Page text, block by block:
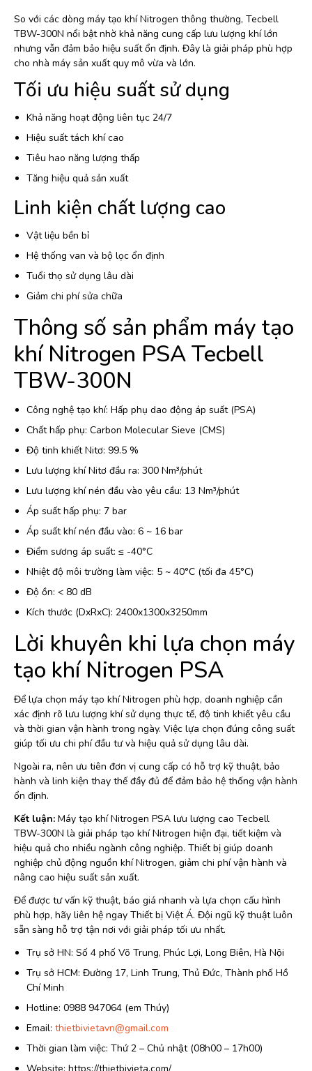
So với các dòng máy tạo khí Nitrogen thông thường, Tecbell
TBW-300N nổi bật nhờ khả năng cung cấp lưu lượng khí lớn
nhưng vẫn đảm bảo hiệu suất ổn định. Đây là giải pháp phù hợp
cho nhà máy sản xuất quy mô vừa và lớn.
Tối ưu hiệu suất sử dụng
Khả năng hoạt động liên tục 24/7
Hiệu suất tách khí cao
Tiêu hao năng lượng thấp
Tăng hiệu quả sản xuất
Linh kiện chất lượng cao
Vật liệu bền bỉ
Hệ thống van và bộ lọc ổn định
Tuổi thọ sử dụng lâu dài
Giảm chi phí sửa chữa
Thông số sản phẩm máy tạo
khí Nitrogen PSA Tecbell
TBW-300N
Công nghệ tạo khí: Hấp phụ dao động áp suất (PSA)
Chất hấp phụ: Carbon Molecular Sieve (CMS)
Độ tinh khiết Nitơ: 99.5 %
Lưu lượng khí Nitơ đầu ra: 300 Nm³/phút
Lưu lượng khí nén đầu vào yêu cầu: 13 Nm³/phút
Áp suất hấp phụ: 7 bar
Áp suất khí nén đầu vào: 6 ~ 16 bar
Điểm sương áp suất: ≤ -40°C
Nhiệt độ môi trường làm việc: 5 ~ 40°C (tối đa 45°C)
Độ ồn: < 80 dB
Kích thước (DxRxC): 2400x1300x3250mm
Lời khuyên khi lựa chọn máy
tạo khí Nitrogen PSA
Để lựa chọn máy tạo khí Nitrogen phù hợp, doanh nghiệp cần
xác định rõ lưu lượng khí sử dụng thực tế, độ tinh khiết yêu cầu
và thời gian vận hành trong ngày. Việc lựa chọn đúng công suất
giúp tối ưu chi phí đầu tư và hiệu quả sử dụng lâu dài.
Ngoài ra, nên ưu tiên đơn vị cung cấp có hỗ trợ kỹ thuật, bảo
hành và linh kiện thay thế đầy đủ để đảm bảo hệ thống vận hành
ổn định.
Kết luận: Máy tạo khí Nitrogen PSA lưu lượng cao Tecbell
TBW-300N là giải pháp tạo khí Nitrogen hiện đại, tiết kiệm và
hiệu quả cho nhiều ngành công nghiệp. Thiết bị giúp doanh
nghiệp chủ động nguồn khí Nitrogen, giảm chi phí vận hành và
nâng cao hiệu suất sản xuất.
Để được tư vấn kỹ thuật, báo giá nhanh và lựa chọn cấu hình
phù hợp, hãy liên hệ ngay Thiết bị Việt Á. Đội ngũ kỹ thuật luôn
sẵn sàng hỗ trợ tận nơi với giải pháp tối ưu nhất.
Trụ sở HN: Số 4 phố Võ Trung, Phúc Lợi, Long Biên, Hà Nội
Trụ sở HCM: Đường 17, Linh Trung, Thủ Đức, Thành phố Hồ
Chí Minh
Hotline: 0988 947064 (em Thúy)
Email: thietbivietavn@gmail.com
Thời gian làm việc: Thứ 2 – Chủ nhật (08h00 – 17h00)